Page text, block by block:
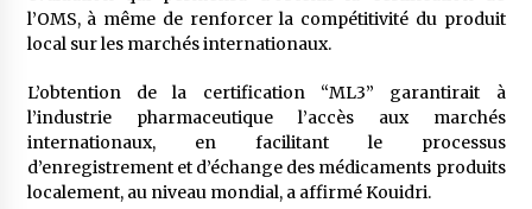
l’OMS, à même de renforcer la compétitivité du produit
local sur les marchés internationaux.
L’obtention de la certification “ML3” garantirait à
l’industrie pharmaceutique l’accès aux marchés
internationaux, en facilitant le processus
d’enregistrement et d’échange des médicaments produits
localement, au niveau mondial, a affirmé Kouidri.